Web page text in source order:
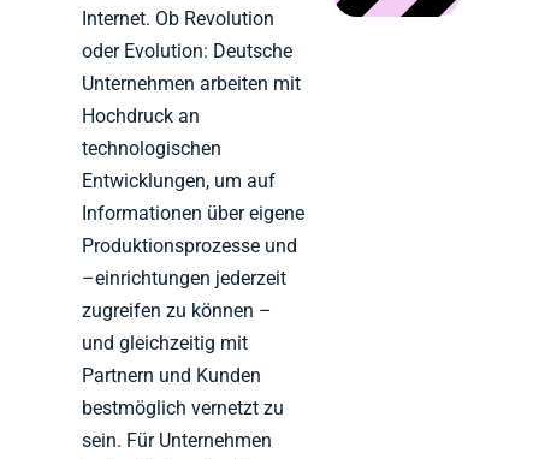
Internet. Ob Revolution
oder Evolution: Deutsche
Unternehmen arbeiten mit
Hochdruck an
technologischen
Entwicklungen, um auf
Informationen über eigene
Produktionsprozesse und
–einrichtungen jederzeit
zugreifen zu können –
und gleichzeitig mit
Partnern und Kunden
bestmöglich vernetzt zu
sein. Für Unternehmen